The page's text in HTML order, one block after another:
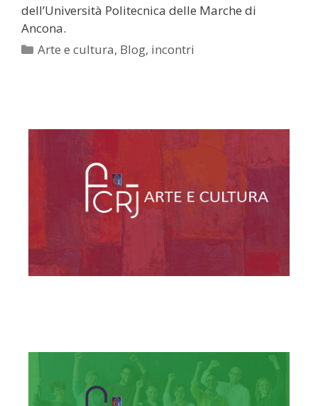
dell’Università Politecnica delle Marche di
Ancona.
Categorie
Arte e cultura, Blog, incontri